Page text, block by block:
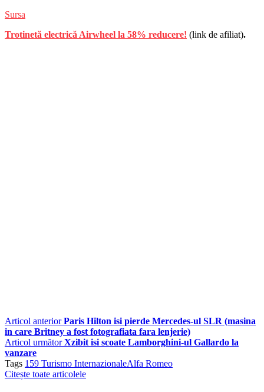
Sursa
Trotinetă electrică Airwheel la 58% reducere! (link de afiliat).
Articol anterior Paris Hilton isi pierde Mercedes-ul SLR (masina
in care Britney a fost fotografiata fara lenjerie)
Articol următor Xzibit isi scoate Lamborghini-ul Gallardo la
vanzare
Tags 159 Turismo InternazionaleAlfa Romeo
Citește toate articolele